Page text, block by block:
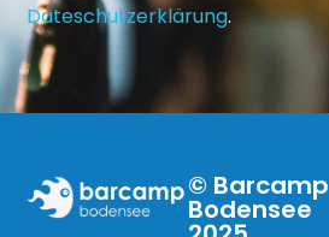
Dateschutzerklärung.
© Barcamp
Bodensee